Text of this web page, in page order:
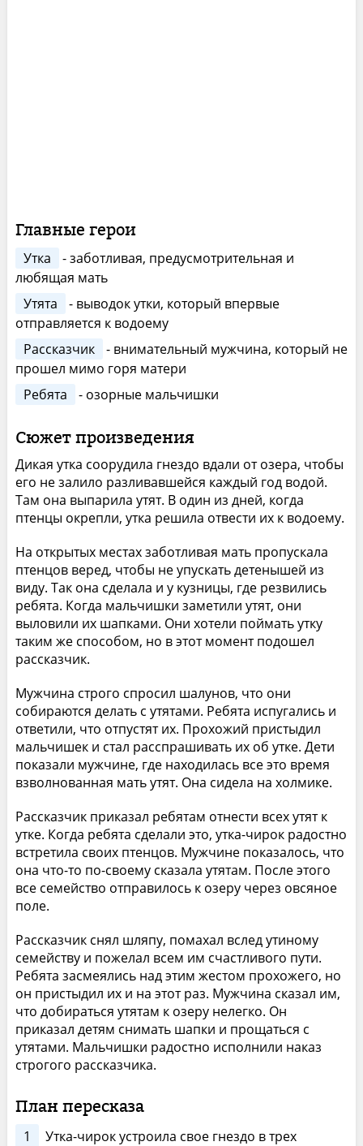
Главные герои
Утка
- заботливая, предусмотрительная и
любящая мать
Утята
- выводок утки, который впервые
отправляется к водоему
Рассказчик
- внимательный мужчина, который не
прошел мимо горя матери
Ребята
- озорные мальчишки
Сюжет произведения
Дикая утка соорудила гнездо вдали от озера, чтобы
его не залило разливавшейся каждый год водой.
Там она выпарила утят. В один из дней, когда
птенцы окрепли, утка решила отвести их к водоему.
На открытых местах заботливая мать пропускала
птенцов веред, чтобы не упускать детенышей из
виду. Так она сделала и у кузницы, где резвились
ребята. Когда мальчишки заметили утят, они
выловили их шапками. Они хотели поймать утку
таким же способом, но в этот момент подошел
рассказчик.
Мужчина строго спросил шалунов, что они
собираются делать с утятами. Ребята испугались и
ответили, что отпустят их. Прохожий пристыдил
мальчишек и стал расспрашивать их об утке. Дети
показали мужчине, где находилась все это время
взволнованная мать утят. Она сидела на холмике.
Рассказчик приказал ребятам отнести всех утят к
утке. Когда ребята сделали это, утка-чирок радостно
встретила своих птенцов. Мужчине показалось, что
она что-то по-своему сказала утятам. После этого
все семейство отправилось к озеру через овсяное
поле.
Рассказчик снял шляпу, помахал вслед утиному
семейству и пожелал всем им счастливого пути.
Ребята засмеялись над этим жестом прохожего, но
он пристыдил их и на этот раз. Мужчина сказал им,
что добираться утятам к озеру нелегко. Он
приказал детям снимать шапки и прощаться с
утятами. Мальчишки радостно исполнили наказ
строгого рассказчика.
План пересказа
1
Утка-чирок устроила свое гнездо в трех